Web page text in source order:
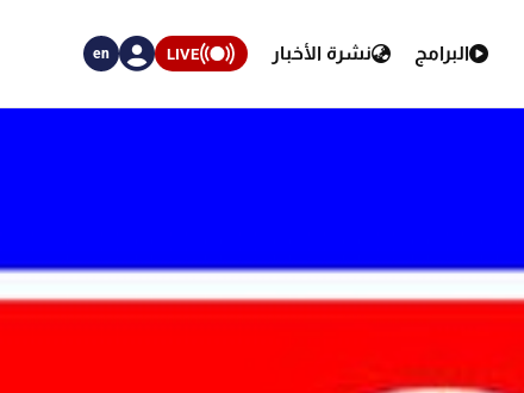
البرامج نشرة الأخبار LIVE
en